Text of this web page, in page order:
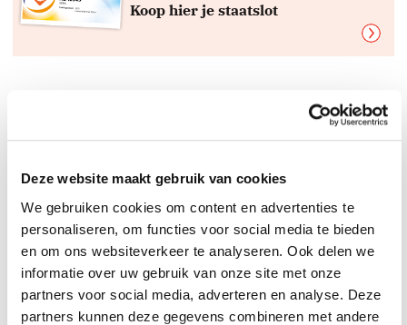
Deze website maakt gebruik van cookies
We gebruiken cookies om content en advertenties te
personaliseren, om functies voor social media te bieden
en om ons websiteverkeer te analyseren. Ook delen we
informatie over uw gebruik van onze site met onze
partners voor social media, adverteren en analyse. Deze
partners kunnen deze gegevens combineren met andere
Koop hier je staatslot